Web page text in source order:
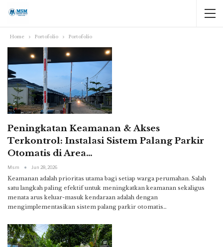
Home Portofolio Portofolio
Peningkatan Keamanan & Akses
Terkontrol: Instalasi Sistem Palang Parkir
Otomatis di Area…
Msm Jun 28, 2026
Keamanan adalah prioritas utama bagi setiap warga perumahan. Salah
satu langkah paling efektif untuk meningkatkan keamanan sekaligus
menata arus keluar-masuk kendaraan adalah dengan
mengimplementasikan sistem palang parkir otomatis…